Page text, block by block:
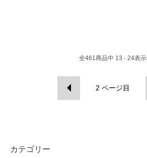
全461 商品中 13 - 24表示
2 ページ目
カテゴリー